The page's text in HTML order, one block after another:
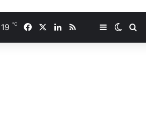
19 ℃ FacebookLinkedin
RSS
Newsletter
Sidebar